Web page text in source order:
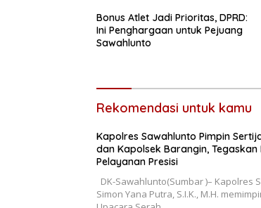
Bonus Atlet Jadi Prioritas, DPRD:
Ini Penghargaan untuk Pejuang
Sawahlunto
Rekomendasi untuk kamu
Kapolres Sawahlunto Pimpin
dan Kapolsek Barangin, Tegaskan
Pelayanan Presisi
DK-Sawahlunto(Sumbar )– Kapolres
Simon Yana Putra, S.I.K., M.H.